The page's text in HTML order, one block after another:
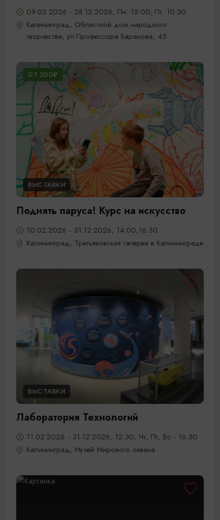
09.02.2026 - 28.12.2026, Пн. 15:00; Пт. 10:30
Калининград, Областной дом народного
творчества, ул.Профессора Баранова, 45
ОТ 200₽
ВЫСТАВКИ
Поднять паруса! Курс на искусство
10.02.2026 - 31.12.2026, 14:00,16:30
Калининград, Третьяковская галерея в Калининграде
ВЫСТАВКИ
Лаборатория Технологий
11.02.2026 - 31.12.2026, 12:30, Чт, Пт, Вс - 16:30
Калининград, Музей Мирового океана